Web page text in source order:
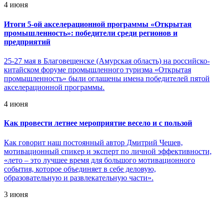
4 июня
Итоги 5-ой акселерационной программы «Открытая
промышленность»: победители среди регионов и
предприятий
25-27 мая в Благовещенске (Амурская область) на российско-
китайском форуме промышленного туризма «Открытая
промышленность» были оглашены имена победителей пятой
акселерационной программы.
4 июня
Как провести летнее мероприятие весело и с пользой
Как говорит наш постоянный автор Дмитрий Чешев,
мотивационный спикер и эксперт по личной эффективности,
«лето – это лучшее время для большого мотивационного
события, которое объединяет в себе деловую,
образовательную и развлекательную части».
3 июня